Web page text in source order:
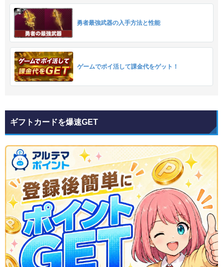
勇者最強武器の入手方法と性能
ゲームでポイ活して課金代をゲット！
ギフトカードを爆速GET